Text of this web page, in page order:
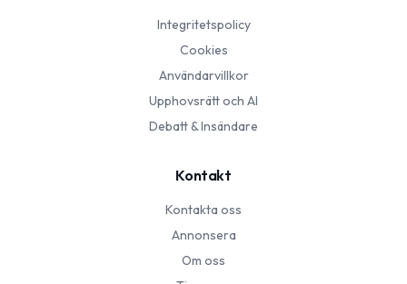
Integritetspolicy
Cookies
Användarvillkor
Upphovsrätt och AI
Debatt & Insändare
Kontakt
Kontakta oss
Annonsera
Om oss